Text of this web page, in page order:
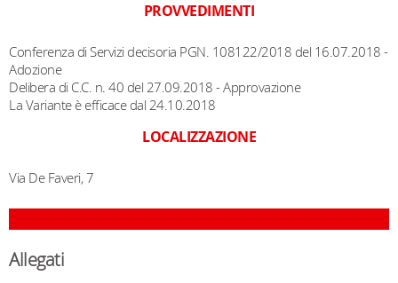
PROVVEDIMENTI
Conferenza di Servizi decisoria PGN. 108122/2018 del 16.07.2018 -
Adozione
Delibera di C.C. n. 40 del 27.09.2018 - Approvazione
La Variante è efficace dal 24.10.2018
LOCALIZZAZIONE
Via De Faveri, 7
Allegati